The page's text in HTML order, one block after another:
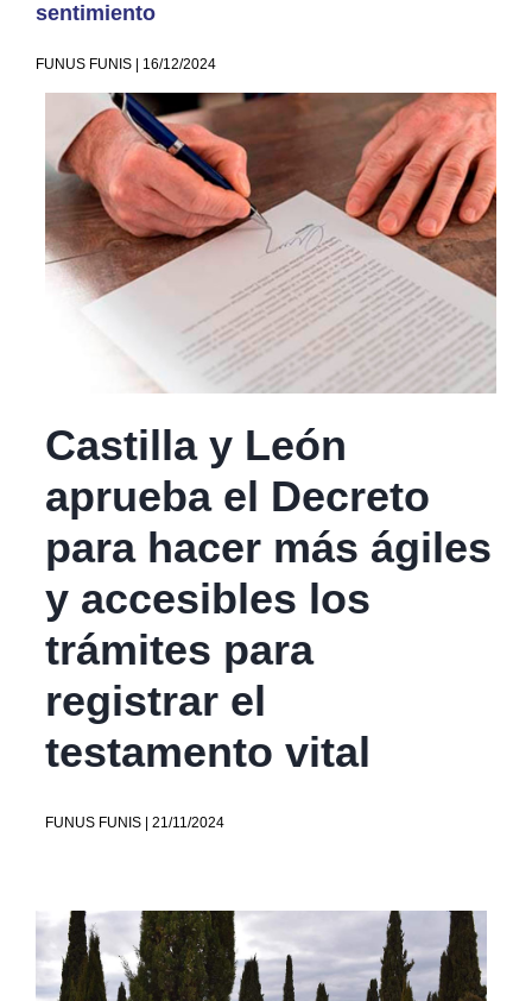
sentimiento
FUNUS FUNIS | 16/12/2024
Castilla y León
aprueba el Decreto
para hacer más ágiles
y accesibles los
trámites para
registrar el
testamento vital
FUNUS FUNIS | 21/11/2024